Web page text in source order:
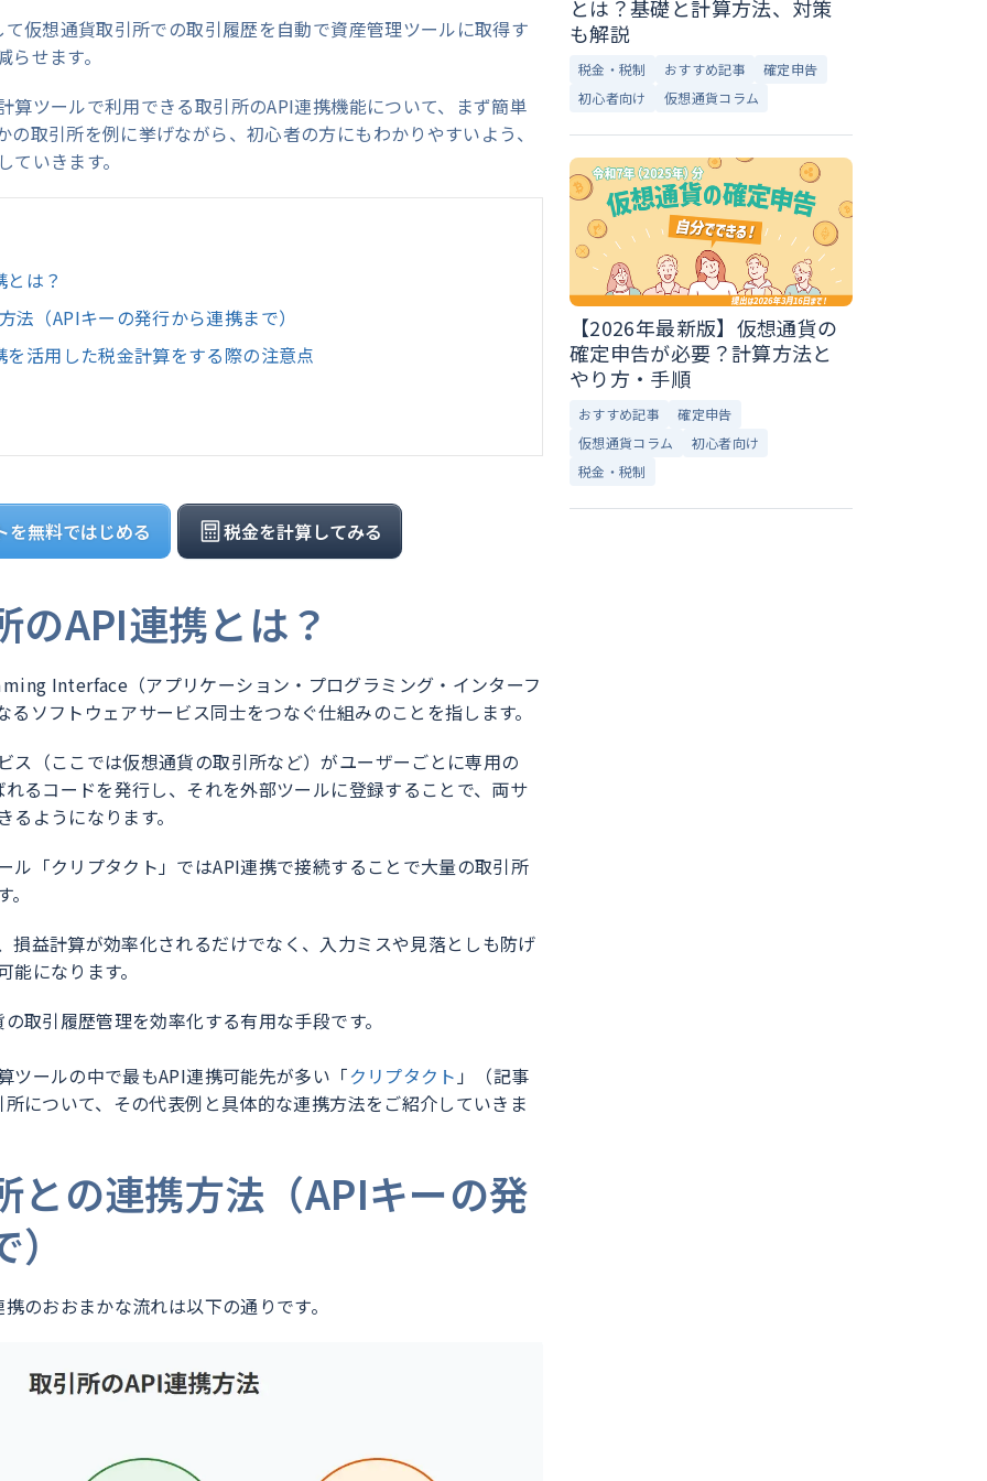
仮想通貨取引所での取引履歴を自動で資産管理ツールに取得す
せます。
算ツールで利用できる取引所のAPI連携機能について、まず簡単
取引所を例に挙げながら、初心者の方にもわかりやすいよう、
いきます。
は？
法（APIキーの発行から連携まで）
活用した税金計算をする際の注意点
を無料ではじめる 税金を計算してみる
のAPI連携とは？
Interface（アプリケーション・プログラミング・インターフ
ソフトウェアサービス同士をつなぐ仕組みのことを指します。
ス（ここでは仮想通貨の取引所など）がユーザーごとに専用の
るコードを発行し、それを外部ツールに登録することで、両サ
ようになります。
ル「クリプタクト」ではAPI連携で接続することで大量の取引所
損益計算が効率化されるだけでなく、入力ミスや見落としも防げ
になります。
取引履歴管理を効率化する有用な手段です。
ツールの中で最もAPI連携可能先が多い「クリプタクト 」（記事
について、その代表例と具体的な連携方法をご紹介していきま
との連携方法（APIキーの発
のおおまかな流れは以下の通りです。
とは？基礎と計算方法、対策
も解説
税金・税制 おすすめ記事
確定申告
初心者向け
仮想通貨コラム
【2026年最新版】仮想通貨の
確定申告が必要？計算方法と
やり方・手順
おすすめ記事
確定申告
仮想通貨コラム
初心者向け
税金・税制